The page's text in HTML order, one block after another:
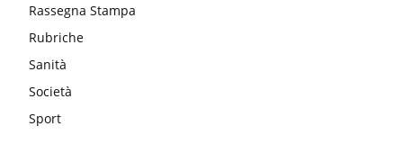
Rassegna Stampa
Rubriche
Sanità
Società
Sport